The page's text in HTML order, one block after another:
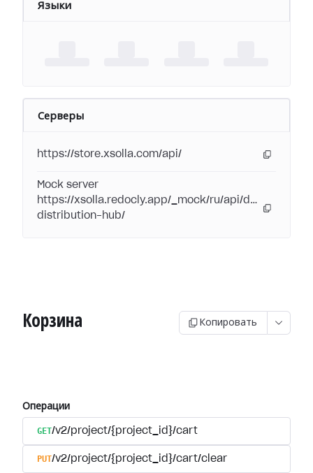
Языки
Серверы
https://store.xsolla.com/api/
Mock server
https://xsolla.redocly.app/_mock/ru/api/digital-
distribution-hub/
Корзина Копировать
Операции
GET/v2/project/{project_id}/cart
PUT/v2/project/{project_id}/cart/clear